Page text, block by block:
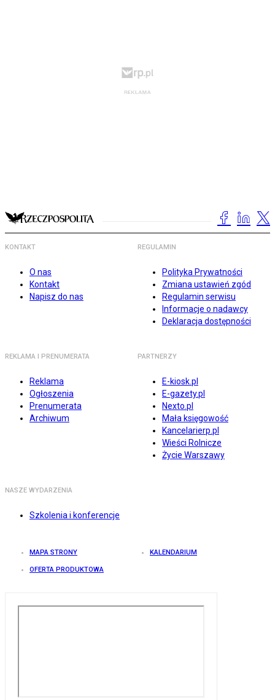
KONTAKT
O nas
Kontakt
Napisz do nas
REGULAMIN
Polityka Prywatności
Zmiana ustawień zgód
Regulamin serwisu
Informacje o nadawcy
Deklaracja dostępności
REKLAMA I PRENUMERATA
Reklama
Ogłoszenia
Prenumerata
Archiwum
PARTNERZY
E-kiosk.pl
E-gazety.pl
Nexto.pl
Mała księgowość
Kancelarierp.pl
Wieści Rolnicze
Życie Warszawy
NASZE WYDARZENIA
Szkolenia i konferencje
MAPA STRONY KALENDARIUM
OFERTA PRODUKTOWA